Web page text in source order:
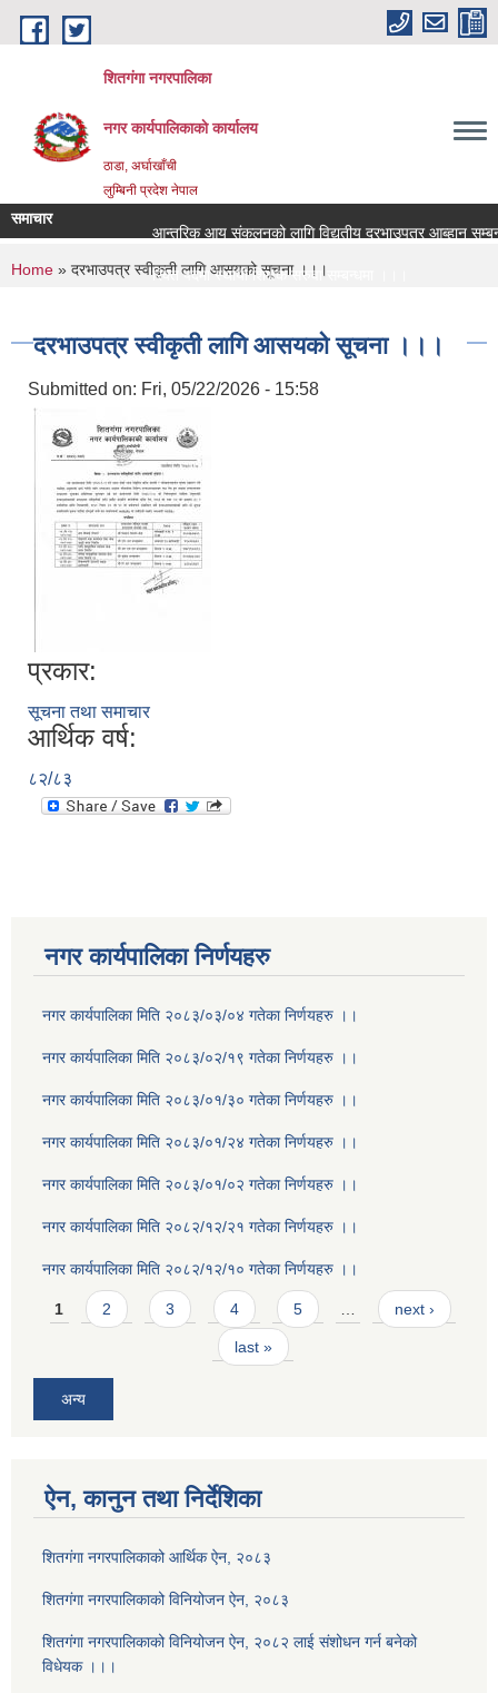
Skip to main content
शितगंगा नगरपालिका
नगर कार्यपालिकाकाे कार्यालय
ठाडा, अर्घाखाँची
लुम्बिनी प्रदेश नेपाल
समाचार
आन्तरिक आय संकलनको लागि विद्युतीय दरभाउपत्र आब्हान
रिक्त पदमा स्थायी शिक्षक सरुवा सम्बन्धमा ।।।
You are here
Home » दरभाउपत्र स्वीकृती लागि आसयको सूचना ।।।
दरभाउपत्र स्वीकृती लागि आसयको सूचना ।।।
Submitted on: Fri, 05/22/2026 - 15:58
प्रकार:
सूचना तथा समाचार
आर्थिक वर्ष:
८२/८३
नगर कार्यपालिका निर्णयहरु
नगर कार्यपालिका मिति २०८३/०३/०४ गतेका निर्णयहरु ।।
नगर कार्यपालिका मिति २०८३/०२/१९ गतेका निर्णयहरु ।।
नगर कार्यपालिका मिति २०८३/०१/३० गतेका निर्णयहरु ।।
नगर कार्यपालिका मिति २०८३/०१/२४ गतेका निर्णयहरु ।।
नगर कार्यपालिका मिति २०८३/०१/०२ गतेका निर्णयहरु ।।
नगर कार्यपालिका मिति २०८२/१२/२१ गतेका निर्णयहरु ।।
नगर कार्यपालिका मिति २०८२/१२/१० गतेका निर्णयहरु ।।
Pages
1 2 3 4 5 … next ›
last »
अन्य
ऐन, कानुन तथा निर्देशिका
शितगंगा नगरपालिकाको आर्थिक ऐन, २०८३
शितगंगा नगरपालिकाको विनियोजन ऐन, २०८३
शितगंगा नगरपालिकाको विनियोजन ऐन, २०८२ लाई संशोधन गर्न बनेको
विधेयक ।।।